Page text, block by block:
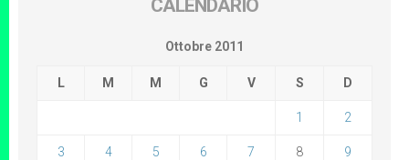
CALENDARIO
Ottobre 2011
L M M G V S D
1 2
3 4 5 6 7 8 9